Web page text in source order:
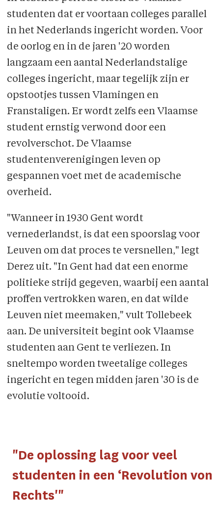
studenten dat er voortaan colleges parallel
in het Nederlands ingericht worden. Voor
de oorlog en in de jaren '20 worden
langzaam een aantal Nederlandstalige
colleges ingericht, maar tegelijk zijn er
opstootjes tussen Vlamingen en
Franstaligen. Er wordt zelfs een Vlaamse
student ernstig verwond door een
revolverschot. De Vlaamse
studentenverenigingen leven op
gespannen voet met de academische
overheid.
"Wanneer in 1930 Gent wordt
vernederlandst, is dat een spoorslag voor
Leuven om dat proces te versnellen," legt
Derez uit. "In Gent had dat een enorme
politieke strijd gegeven, waarbij een aantal
proffen vertrokken waren, en dat wilde
Leuven niet meemaken," vult Tollebeek
aan. De universiteit begint ook Vlaamse
studenten aan Gent te verliezen. In
sneltempo worden tweetalige colleges
ingericht en tegen midden jaren '30 is de
evolutie voltooid.
"De oplossing lag voor veel
studenten in een ‘Revolution von
Rechts'"